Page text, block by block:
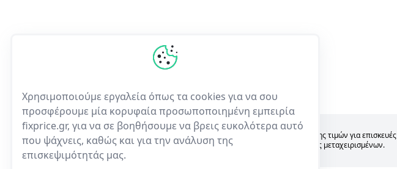
Η πρώτη ελληνική υπηρεσία σύγκρισης τιμών για επισκευές
ηλεκτρονικών συσκευών και πώλησης μεταχειρισμένων.
Χρησιμοποιούμε εργαλεία όπως τα cookies για να σου
προσφέρουμε μία κορυφαία προσωποποιημένη εμπειρία
fixprice.gr, για να σε βοηθήσουμε να βρεις ευκολότερα αυτό
που ψάχνεις, καθώς και για την ανάλυση της
επισκεψιμότητάς μας.